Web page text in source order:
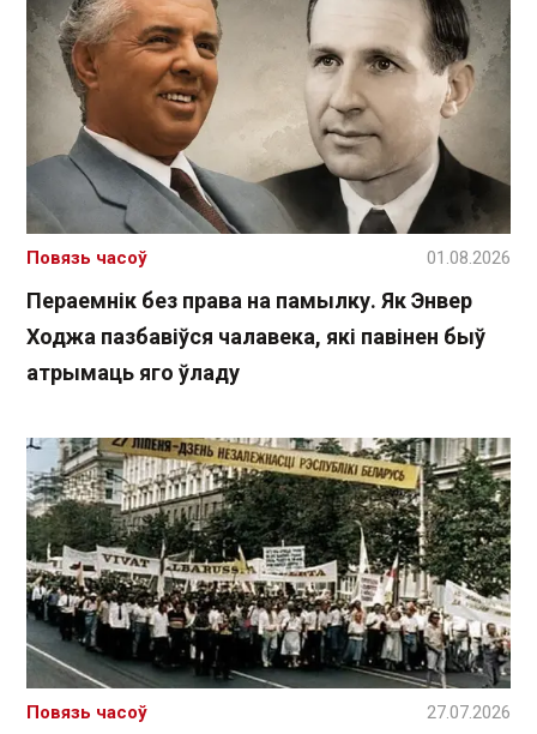
Пераемнік без права на памылку. Як Энвер
Ходжа пазбавіўся чалавека, які павінен быў
атрымаць яго ўладу
Повязь часоў 01.08.2026
Повязь часоў 27.07.2026